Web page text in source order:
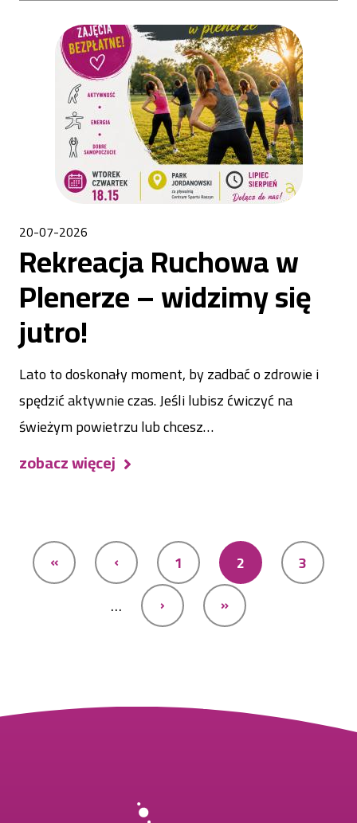
20-07-2026
Rekreacja Ruchowa w
Plenerze – widzimy się
jutro!
Lato to doskonały moment, by zadbać o zdrowie i
spędzić aktywnie czas. Jeśli lubisz ćwiczyć na
świeżym powietrzu lub chcesz…
zobacz więcej
Stronicowanie
« ‹ 1 2 3
… › »